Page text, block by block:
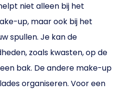
niet alleen bij het
up, maar ook bij het
spullen. Je kan de
zoals kwasten, op de
bak. De andere make-up
organiseren. Voor een